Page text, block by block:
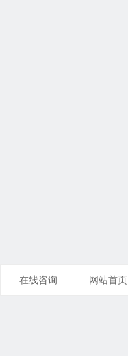
在线咨询 网站首页